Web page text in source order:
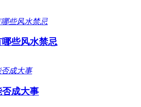
些风水禁忌
成大事